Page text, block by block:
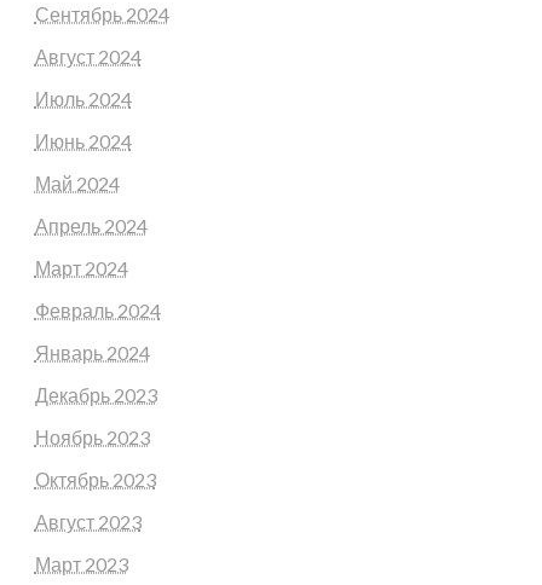
Сентябрь 2024
Август 2024
Июль 2024
Июнь 2024
Май 2024
Апрель 2024
Март 2024
Февраль 2024
Январь 2024
Декабрь 2023
Ноябрь 2023
Октябрь 2023
Август 2023
Март 2023